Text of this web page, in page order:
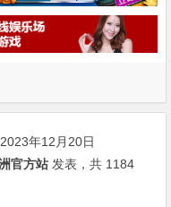
年12月20日
官方站 发表，共 1184